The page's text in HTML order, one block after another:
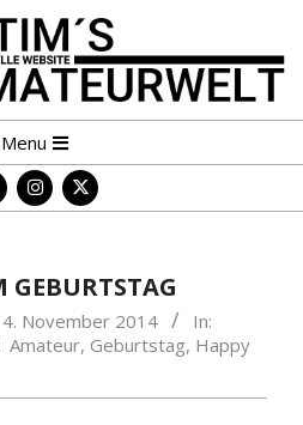
Menu
GEBURTSTAG
4. November 2014
In:
Amateur, Geburtstag, Happy